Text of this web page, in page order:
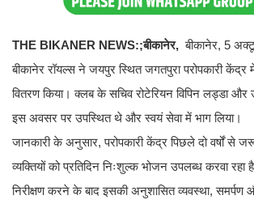
THE BIKANER NEWS:;बीकानेर,बीकानेर, 5
बीकानेर रॉयल्स ने जयपुर स्थित जगतपुरा परोपकारी
वितरण किया। क्लब के सचिव रोटेरियन विपिन लड्डा
इस अवसर पर उपस्थित थे और स्वयं सेवा में भाग लिया।
जानकारी के अनुसार, परोपकारी केंद्र पिछले दो वर्षों से
व्यक्तियों को प्रतिदिन निःशुल्क भोजन उपलब्ध करवा
निरीक्षण करने के बाद इसकी अनुशासित व्यवस्था, समर्पण